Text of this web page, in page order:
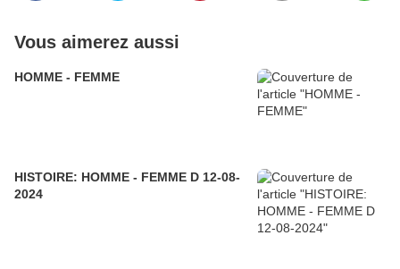
Vous aimerez aussi
HOMME - FEMME
HISTOIRE: HOMME - FEMME D 12-08-
2024